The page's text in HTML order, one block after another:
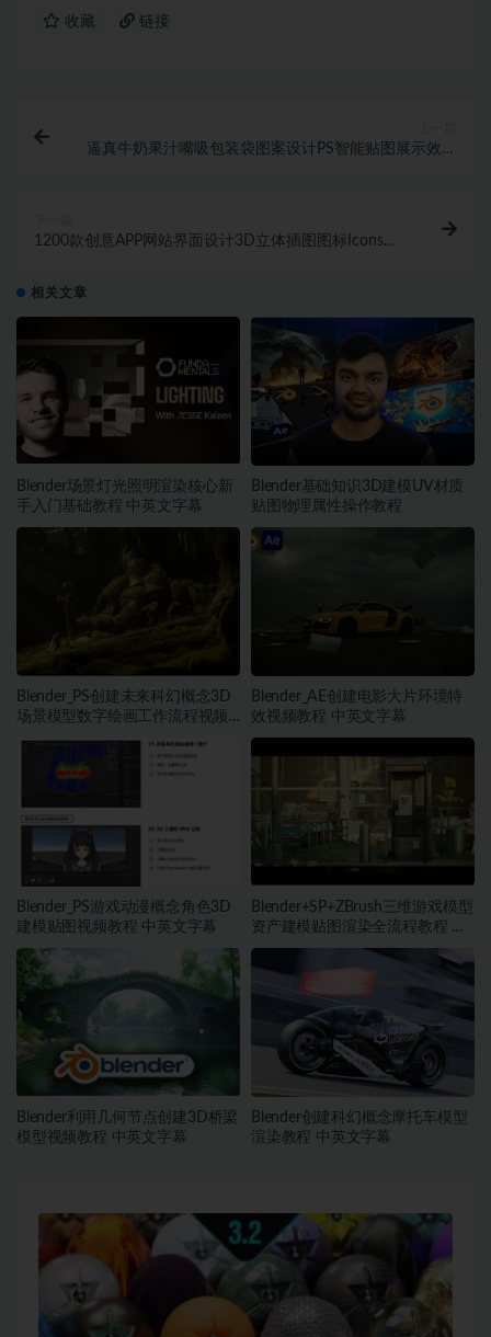
收藏 链接
逼真牛奶果汁嘴吸包装袋图案设计PS智能贴图展示效果
1200款创意APP网站界面设计3D立体插图图标Icons设
相关文章
Blender场景灯光照明渲染核心新
手入门基础教程 中英文字幕
Blender基础知识3D建模UV材质
贴图物理属性操作教程
Blender_PS创建未来科幻概念3D
场景模型数字绘画工作流程视频
Blender_AE创建电影大片环境特
效视频教程 中英文字幕
Blender_PS游戏动漫概念角色3D
建模贴图视频教程 中英文字幕
Blender+SP+ZBrush三维游戏模型
资产建模贴图渲染全流程教程 中
文字幕
Blender利用几何节点创建3D桥梁
模型视频教程 中英文字幕
Blender创建科幻概念摩托车模型
渲染教程 中英文字幕